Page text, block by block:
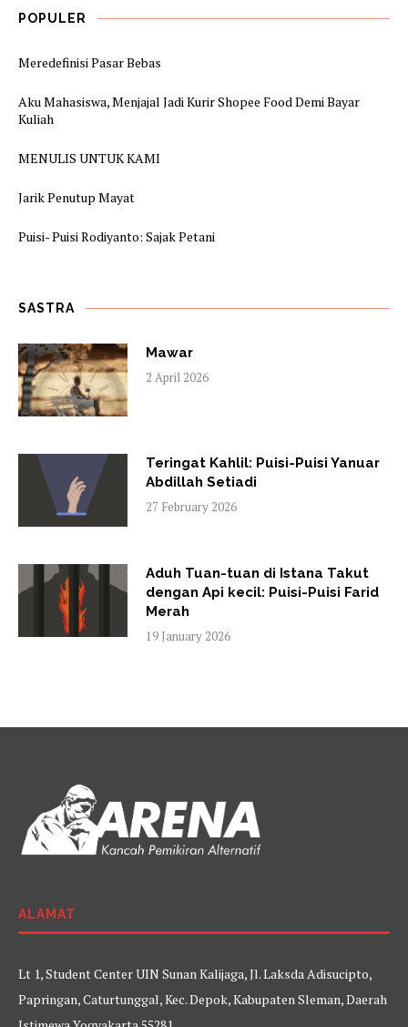
POPULER
Meredefinisi Pasar Bebas
Aku Mahasiswa, Menjajal Jadi Kurir Shopee Food Demi Bayar
Kuliah
MENULIS UNTUK KAMI
Jarik Penutup Mayat
Puisi- Puisi Rodiyanto: Sajak Petani
SASTRA
Mawar
2 April 2026
Teringat Kahlil: Puisi-Puisi Yanuar
Abdillah Setiadi
27 February 2026
Aduh Tuan-tuan di Istana Takut
dengan Api kecil: Puisi-Puisi Farid
Merah
19 January 2026
ALAMAT
Lt 1, Student Center UIN Sunan Kalijaga, Jl. Laksda Adisucipto,
Papringan, Caturtunggal, Kec. Depok, Kabupaten Sleman, Daerah